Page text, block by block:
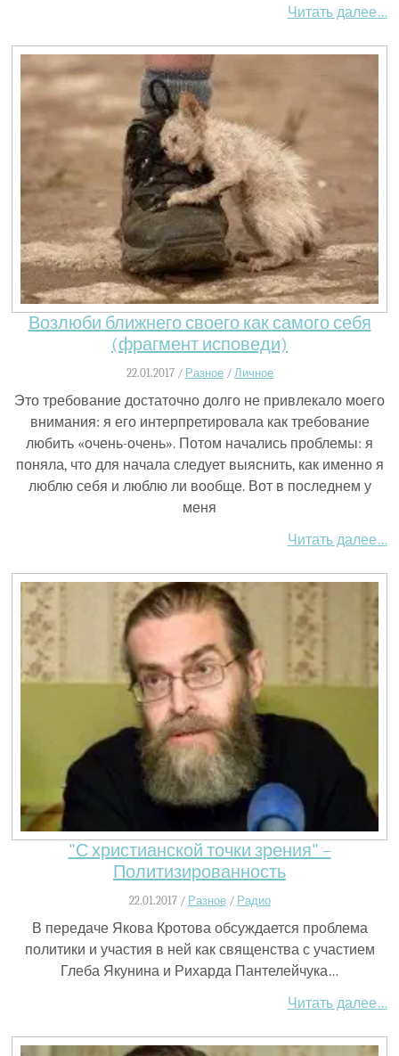
Читать далее…
Возлюби ближнего своего как самого себя
(фрагмент исповеди)
22.01.2017 / Разное/ Личное
Это требование достаточно долго не привлекало моего
внимания: я его интерпретировала как требование
любить «очень-очень». Потом начались проблемы: я
поняла, что для начала следует выяснить, как именно я
люблю себя и люблю ли вообще. Вот в последнем у
меня
Читать далее…
"С христианской точки зрения" –
Политизированность
22.01.2017 / Разное/ Радио
В передаче Якова Кротова обсуждается проблема
политики и участия в ней как священства с участием
Глеба Якунина и Рихарда Пантелейчука…
Читать далее…